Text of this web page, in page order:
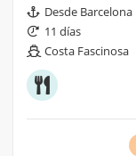
Desde Barcelona
11 días
Costa Fascinosa